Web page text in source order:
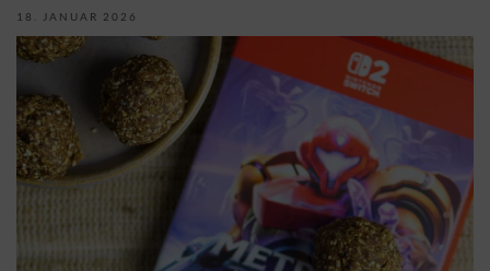
18. JANUAR 2026